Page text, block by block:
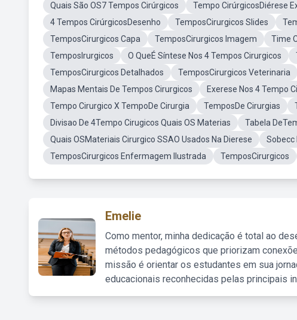
Quais São OS7 Tempos Cirúrgicos
Tempo CirúrgicosDiérese
4 Tempos CirúrgicosDesenho
TemposCirurgicos Slides
TemposCirurgicos Capa
TemposCirurgicos Imagem Time
TemposIrurgicos
O QueÉ Síntese Nos 4 Tempos Cirurgicos
TemposCirurgicos Detalhados
TemposCirurgicos Veterinaria
Mapas Mentais De Tempos Cirurgicos
Exerese Nos 4 Tempo
Tempo Cirurgico X TempoDe Cirurgia
TemposDe Cirurgias
Divisao De 4Tempo Cirugicos Quais OS Materias
Tabela
Quais OSMateriais Cirurgico SSAO Usados Na Dierese
Sobecc
TemposCirurgicos Enfermagem Ilustrada
TemposCirurgicos
Emelie
Como mentor, minha dedicação é total ao
métodos pedagógicos que priorizam
missão é orientar os estudantes em sua
educacionais reconhecidas pelas principais